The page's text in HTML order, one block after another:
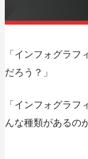
「インフォグラ
だろう？」
「インフォグラ
んな種類があるの